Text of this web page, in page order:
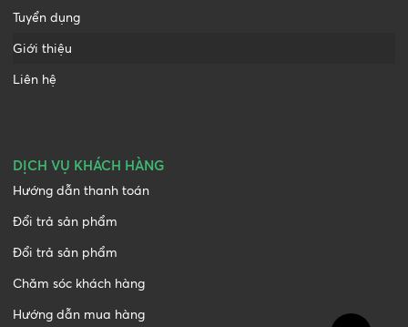
Tuyển dụng
Giới thiệu
Liên hệ
DỊCH VỤ KHÁCH HÀNG
Hướng dẫn thanh toán
Đổi trả sản phẩm
Đổi trả sản phẩm
Chăm sóc khách hàng
Hướng dẫn mua hàng